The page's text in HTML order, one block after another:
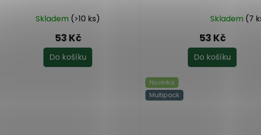
Skladem (>10 ks)
53 Kč
Do košíku
5
hvězdiček.
Skladem (7
53 Kč
Do košíku
Novinka
Multipack